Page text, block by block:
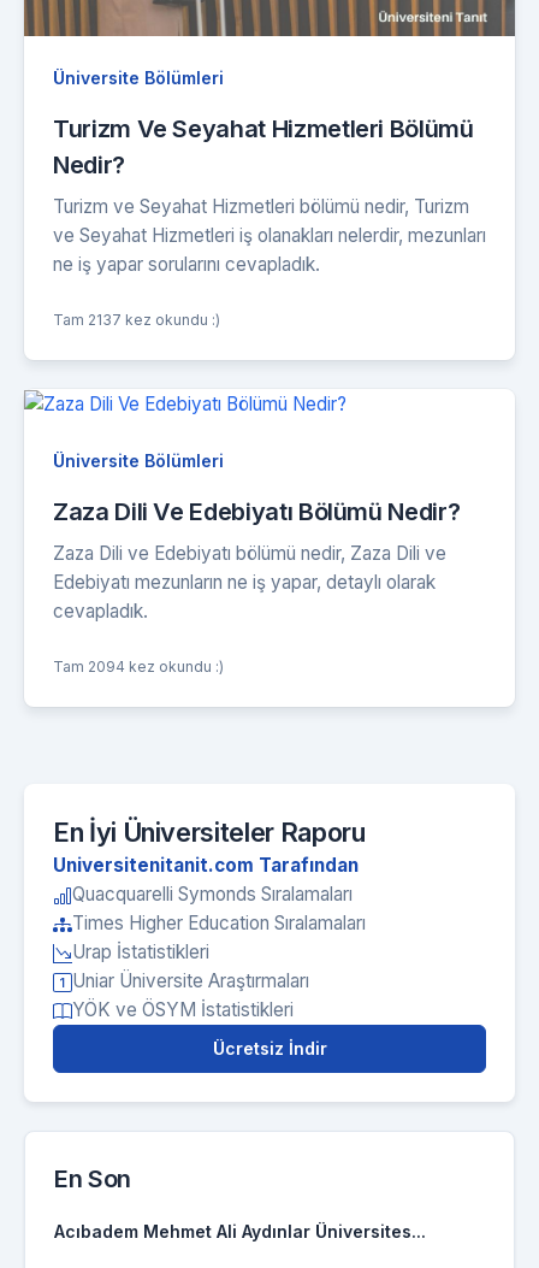
Üniversite Bölümleri
Turizm Ve Seyahat Hizmetleri Bölümü
Nedir?
Turizm ve Seyahat Hizmetleri bölümü nedir, Turizm
ve Seyahat Hizmetleri iş olanakları nelerdir, mezunları
ne iş yapar sorularını cevapladık.
Tam 2137 kez okundu :)
Üniversite Bölümleri
Zaza Dili Ve Edebiyatı Bölümü Nedir?
Zaza Dili ve Edebiyatı bölümü nedir, Zaza Dili ve
Edebiyatı mezunların ne iş yapar, detaylı olarak
cevapladık.
Tam 2094 kez okundu :)
En İyi Üniversiteler Raporu
Universitenitanit.com Tarafından
Quacquarelli Symonds Sıralamaları
Times Higher Education Sıralamaları
Urap İstatistikleri
Uniar Üniversite Araştırmaları
YÖK ve ÖSYM İstatistikleri
Ücretsiz İndir
En Son
Acıbadem Mehmet Ali Aydınlar Üniversites...